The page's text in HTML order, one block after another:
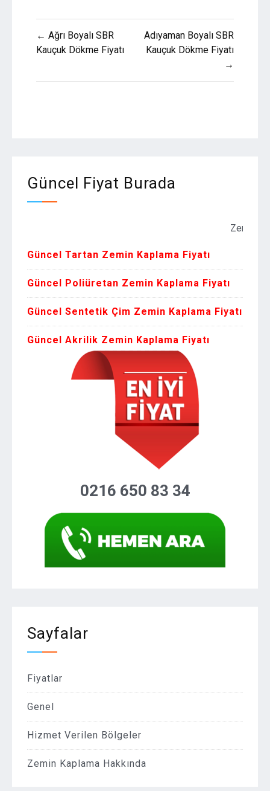
Yazı
gezinmesi
← Ağrı Boyalı SBR
Kauçuk Dökme Fiyatı
Adıyaman Boyalı SBR
Kauçuk Dökme Fiyatı
→
Güncel Fiyat Burada
Zemin
Güncel Tartan Zemin Kaplama Fiyatı
Güncel Poliüretan Zemin Kaplama Fiyatı
Güncel Sentetik Çim Zemin Kaplama Fiyatı
Güncel Akrilik Zemin Kaplama Fiyatı
0216 650 83 34
Sayfalar
Fiyatlar
Genel
Hizmet Verilen Bölgeler
Zemin Kaplama Hakkında